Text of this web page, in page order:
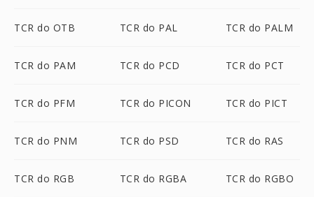
TCR do OTB TCR do PAL TCR do PALM
TCR do PAM TCR do PCD TCR do PCT
TCR do PFM TCR do PICON TCR do PICT
TCR do PNM TCR do PSD TCR do RAS
TCR do RGB TCR do RGBA TCR do RGBO